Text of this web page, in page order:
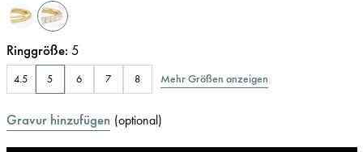
Ringgröße: 5
4.5 5 6 7 8 Mehr Größen anzeigen
Gravur hinzufügen (optional)